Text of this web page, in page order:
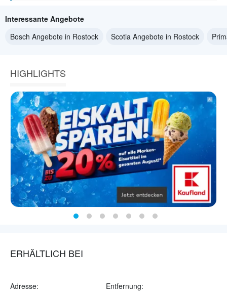
Interessante Angebote
Bosch Angebote in Rostock
Scotia Angebote in Rostock
HIGHLIGHTS
ERHÄLTLICH BEI
Adresse: Entfernung: